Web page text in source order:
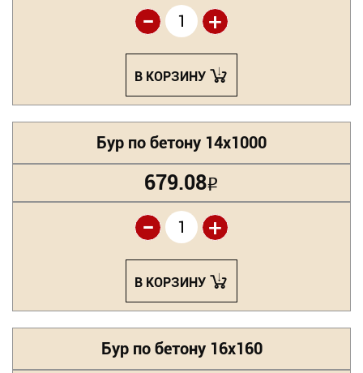
+
-
В КОРЗИНУ
Бур по бетону 14х1000
679.08Р
+
-
В КОРЗИНУ
Бур по бетону 16х160